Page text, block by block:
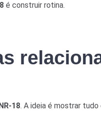
é construir rotina.
18. A ideia é mostrar